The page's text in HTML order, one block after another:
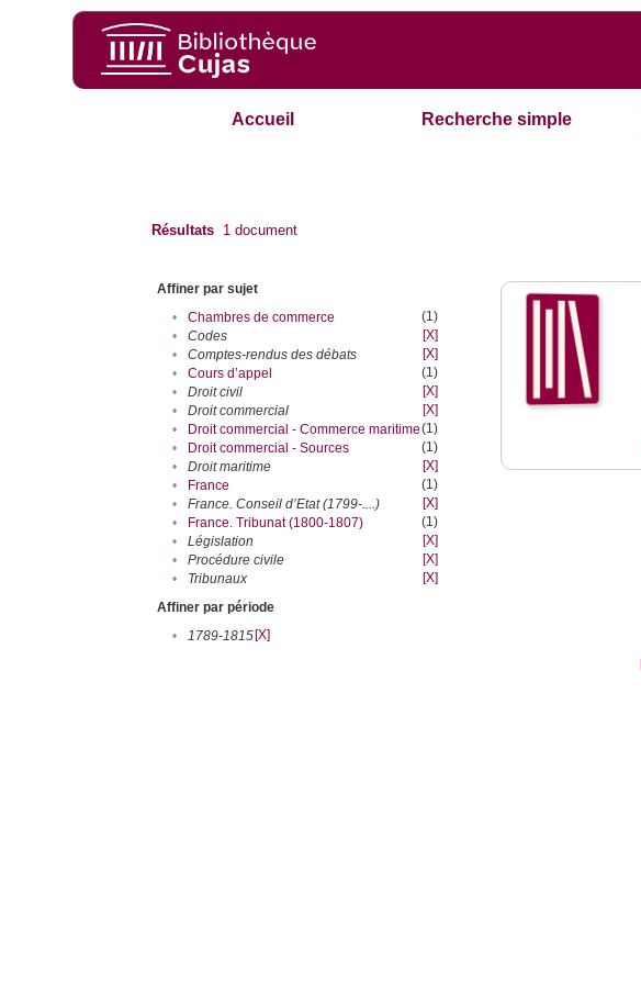
Accueil Recherche simple
Résultats 1 document
Affiner par sujet
•
Chambres de commerce
(1)
•
Codes
[X]
•
Comptes-rendus des débats
[X]
•
Cours d’appel
(1)
•
Droit civil
[X]
•
Droit commercial
[X]
•
Droit commercial - Commerce maritime(1)
•
Droit commercial - Sources
(1)
•
Droit maritime
[X]
•
France
(1)
•
France. Conseil d’Etat (1799-....)
[X]
•
France. Tribunat (1800-1807)
(1)
•
Législation
[X]
•
Procédure civile
[X]
•
Tribunaux
[X]
Affiner par période
•
1789-1815[X]